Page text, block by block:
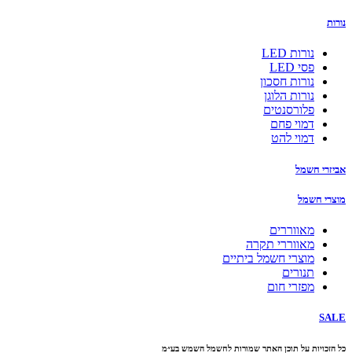
נורות
נורות LED
פסי LED
נורות חסכון
נורות הלוגן
פלורסנטים
דמוי פחם
דמוי להט
אביזרי חשמל
מוצרי חשמל
מאווררים
מאווררי תקרה
מוצרי חשמל ביתיים
תנורים
מפזרי חום
SALE
כל הזכויות על תוכן האתר שמורות לחשמל השמש בע״מ